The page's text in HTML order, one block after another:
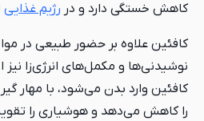
کاهش خستگی دارد و در رژیم غذایی
کافئین علاوه بر حضور طبیعی در
نوشیدنی‌ها و مکمل‌های انرژی‌زا
کافئین وارد بدن می‌شود، با مهار
را کاهش می‌دهد و هوشیاری را